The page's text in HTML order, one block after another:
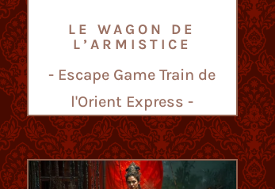
LE WAGON DE
L’ARMISTICE
- Escape Game Train de
l'Orient Express -